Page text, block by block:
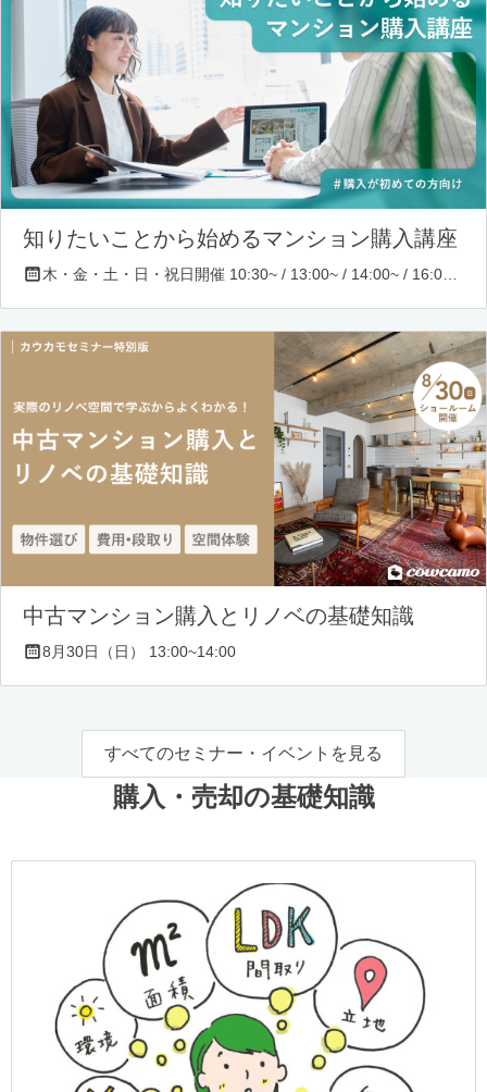
知りたいことから始めるマンション購入講座
中古マンション購入とリノベの基礎知識
8月30日（日） 13:00~14:00
すべてのセミナー・イベントを見る
購入・売却の基礎知識